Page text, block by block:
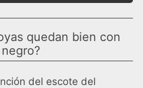
quedan bien con
del escote del